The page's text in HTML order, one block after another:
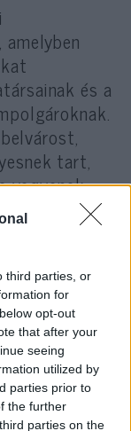
third parties, or
for
opt-out
that after your
seeing
utilized by
parties prior to
the further
parties on the
és a
tart,
vegyenek
és
ki az
a
ember